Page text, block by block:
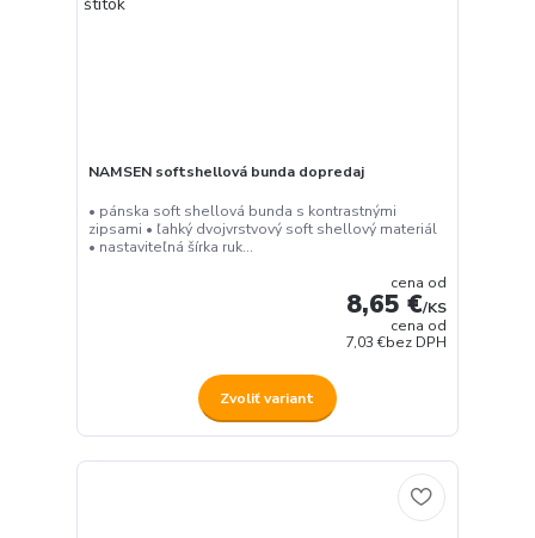
NAMSEN softshellová bunda dopredaj
• pánska soft shellová bunda s kontrastnými
zipsami • ľahký dvojvrstvový soft shellový materiál
• nastaviteľná šírka ruk...
cena od
8,65 €/KS
cena od
7,03 €bez DPH
Zvoliť variant